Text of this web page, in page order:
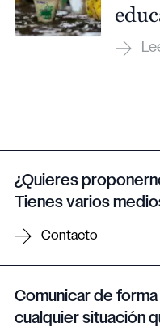
¿Quieres
Tienes varios
Contacto
Comunicar de
cualquier situación